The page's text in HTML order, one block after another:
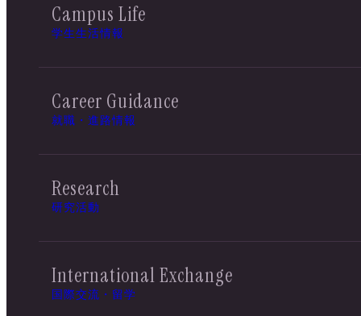
Campus Life
学生生活情報
Career Guidance
就職・進路情報
Research
研究活動
International Exchange
国際交流・留学